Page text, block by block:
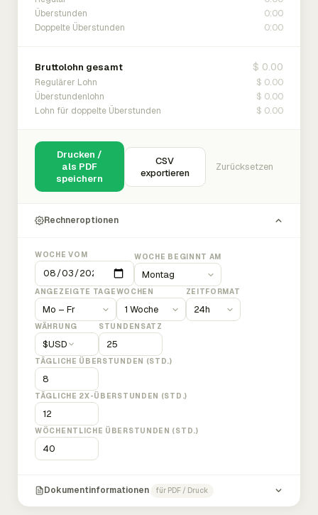
Überstunden 0:00
Doppelte Überstunden 0:00
Bruttolohn gesamt $ 0.00
Regulärer Lohn $ 0.00
Überstundenlohn $ 0.00
Lohn für doppelte Überstunden $ 0.00
Drucken /
als PDF
speichern
CSV
exportieren
Zurücksetzen
Rechneroptionen
WOCHE VOM WOCHE BEGINNT AM
ANGEZEIGTE TAGEWOCHEN ZEITFORMAT
WÄHRUNG
$USD
STUNDENSATZ
TÄGLICHE ÜBERSTUNDEN (STD.)
TÄGLICHE 2X-ÜBERSTUNDEN (STD.)
WÖCHENTLICHE ÜBERSTUNDEN (STD.)
Dokumentinformationen für PDF / Druck